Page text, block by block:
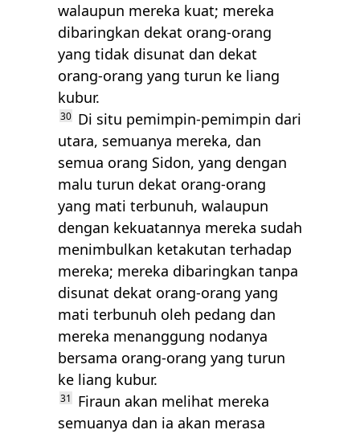
walaupun mereka kuat; mereka
dibaringkan dekat orang-orang
yang tidak disunat dan dekat
orang-orang yang turun ke liang
kubur.
30 Di situ pemimpin-pemimpin dari
utara, semuanya mereka, dan
semua orang Sidon, yang dengan
malu turun dekat orang-orang
yang mati terbunuh, walaupun
dengan kekuatannya mereka sudah
menimbulkan ketakutan terhadap
mereka; mereka dibaringkan tanpa
disunat dekat orang-orang yang
mati terbunuh oleh pedang dan
mereka menanggung nodanya
bersama orang-orang yang turun
ke liang kubur.
31
Firaun akan melihat mereka
semuanya dan ia akan merasa